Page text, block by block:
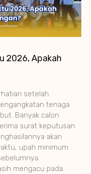
2026, Apakah
setelah
tenaga
Banyak calon
surat keputusan
akan
upah minimum
mengacu pada